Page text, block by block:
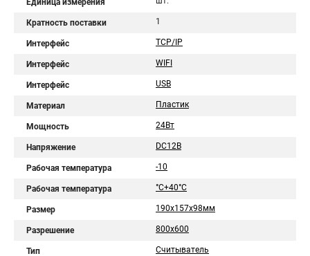
Единица измерения
Кратность поставки 1
Интерфейс TCP/IP
Интерфейс WIFI
Интерфейс USB
Материал Пластик
Мощность 24Вт
Напряжение DC12В
Рабочая температура -10
Рабочая температура °C+40°C
Размер 190х157х98мм
Разрешение 800х600
Тип Считыватель